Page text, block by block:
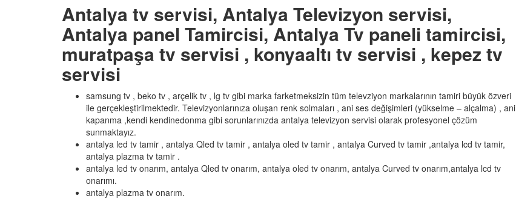
Antalya tv servisi, Antalya Televizyon servisi,
Antalya panel Tamircisi, Antalya Tv paneli tamircisi,
muratpaşa tv servisi , konyaaltı tv servisi , kepez tv
servisi
samsung tv , beko tv , arçelik tv , lg tv gibi marka farketmeksizin tüm televziyon markalarının tamiri büyük özveri
ile gerçekleştirilmektedir. Televizyonlarınıza oluşan renk solmaları , ani ses değişimleri (yükselme – alçalma) , ani
kapanma ,kendi kendinedonma gibi sorunlarınızda antalya televizyon servisi olarak profesyonel çözüm
sunmaktayız.
antalya led tv tamir , antalya Qled tv tamir , antalya oled tv tamir , antalya Curved tv tamir ,antalya lcd tv tamir,
antalya plazma tv tamir .
antalya led tv onarım, antalya Qled tv onarım, antalya oled tv onarım, antalya Curved tv onarım,antalya lcd tv
onarımı.
antalya plazma tv onarım.